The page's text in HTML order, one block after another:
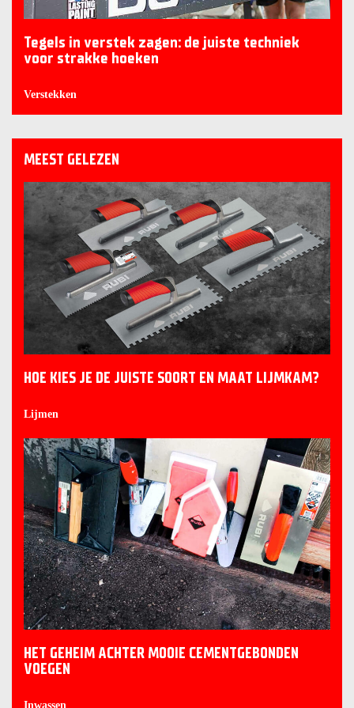
Tegels in verstek zagen: de juiste techniek
voor strakke hoeken
Verstekken
MEEST GELEZEN
HOE KIES JE DE JUISTE SOORT EN MAAT LIJMKAM?
Lijmen
HET GEHEIM ACHTER MOOIE CEMENTGEBONDEN
VOEGEN
Inwassen